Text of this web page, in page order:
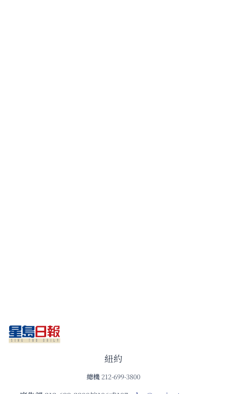
紐約
總機 212-699-3800